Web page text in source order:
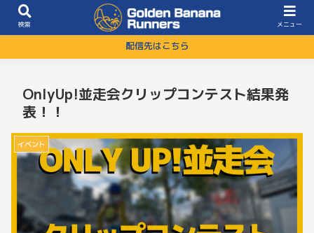
配信先はこちら
OnlyUp!並走会クリップコンテスト結果発
表！！
イベント
検索 メニュー